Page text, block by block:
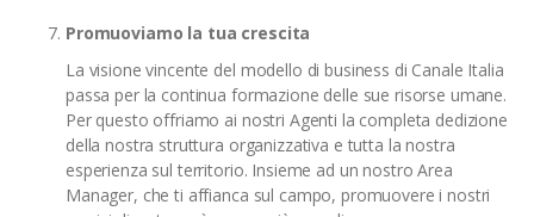
Promuoviamo la tua crescita
La visione vincente del modello di business di Canale Italia
passa per la continua formazione delle sue risorse umane.
Per questo offriamo ai nostri Agenti la completa dedizione
della nostra struttura organizzativa e tutta la nostra
esperienza sul territorio. Insieme ad un nostro Area
Manager, che ti affianca sul campo, promuovere i nostri